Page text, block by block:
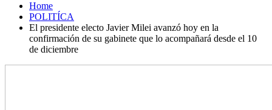
Home
POLITÍCA
El presidente electo Javier Milei avanzó hoy en la
confirmación de su gabinete que lo acompañará desde el 10
de diciembre